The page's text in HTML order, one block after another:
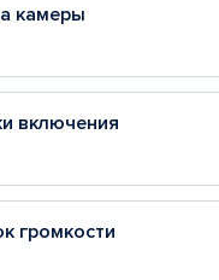
камеры
включения
громкости